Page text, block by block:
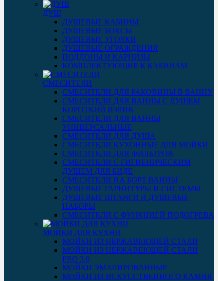
ДУШ
ДУШЕВЫЕ КАБИНЫ
ДУШЕВЫЕ БОКСЫ
ДУШЕВЫЕ УГОЛКИ
ДУШЕВЫЕ ОГРАЖДЕНИЯ
ПОДДОНЫ И КАРНИЗЫ
КОМПЛЕКТУЮЩИЕ К КАБИНАМ
СМЕСИТЕЛИ
СМЕСИТЕЛИ ДЛЯ РАКОВИНЫ В ВАННУ
СМЕСИТЕЛИ ДЛЯ ВАННЫ С ДУШЕМ
КОРОТКИЙ ИЗЛИВ
СМЕСИТЕЛИ ДЛЯ ВАННЫ
УНИВЕРСАЛЬНЫЕ
СМЕСИТЕЛИ ДЛЯ ДУША
СМЕСИТЕЛИ КУХОННЫЕ ДЛЯ МОЙКИ
СМЕСИТЕЛИ ДЛЯ ФИЛЬТРОВ
СМЕСИТЕЛИ С ГИГИЕНИЧЕСКИМ
ДУШЕМ ДЛЯ БИДЕ
СМЕСИТЕЛИ НА БОРТ ВАННЫ
ДУШЕВЫЕ ГАРНИТУРЫ И СИСТЕМЫ
ДУШЕВЫЕ ШТАНГИ И ДУШЕВЫЕ
НАБОРЫ
СМЕСИТЕЛИ С ФУНКЦИЕЙ ПОДОГРЕВА
МОЙКИ ДЛЯ КУХНИ
МОЙКИ ИЗ НЕРЖАВЕЮЩЕЙ СТАЛИ
МОЙКИ ИЗ НЕРЖАВЕЮЩЕЙ СТАЛИ
PRO 3.0
МОЙКИ ЭМАЛИРОВАННЫЕ
МОЙКИ ИЗ ИСКУССТВЕННОГО КАМНЯ